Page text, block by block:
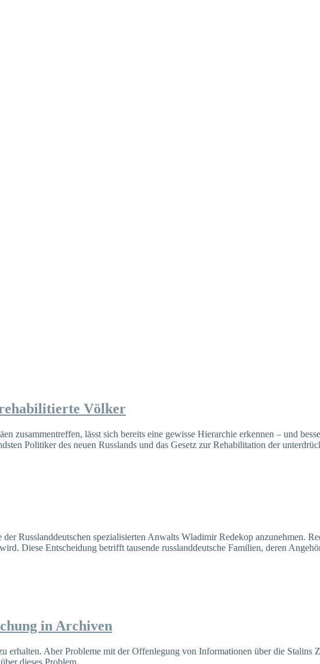
Völker
lässt sich bereits eine gewisse Hierarchie erkennen – und
Politiker des neuen Russlands und das Gesetz zur Rehabilitation der
Russlanddeutschen spezialisierten Anwalts Wladimir Redekop anzunehmen.
Diese Entscheidung betrifft tausende russlanddeutsche Familien, deren
in Archiven
erhalten. Aber Probleme mit der Offenlegung von Informationen über die Stalins